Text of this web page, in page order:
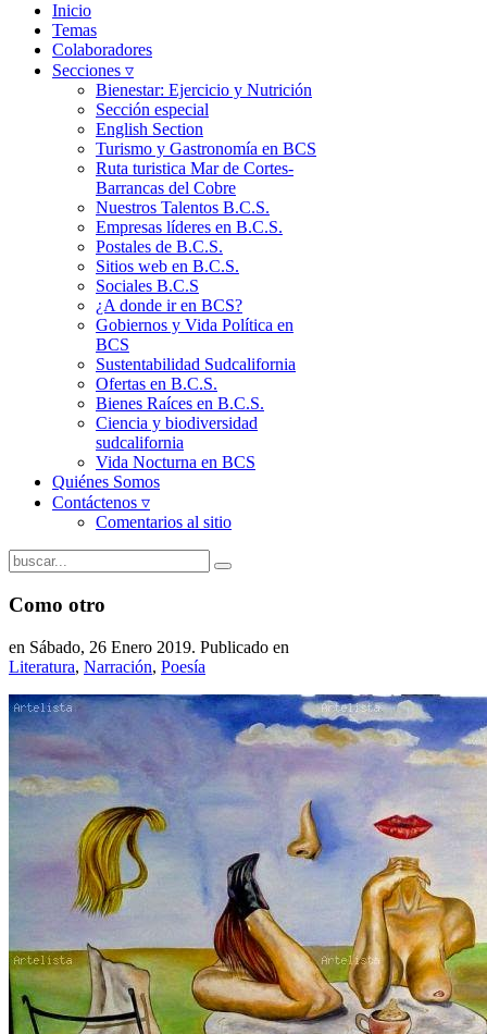
Inicio
Temas
Colaboradores
Secciones ▿
Bienestar: Ejercicio y Nutrición
Sección especial
English Section
Turismo y Gastronomía en BCS
Ruta turistica Mar de Cortes-
Barrancas del Cobre
Nuestros Talentos B.C.S.
Empresas líderes en B.C.S.
Postales de B.C.S.
Sitios web en B.C.S.
Sociales B.C.S
¿A donde ir en BCS?
Gobiernos y Vida Política en
BCS
Sustentabilidad Sudcalifornia
Ofertas en B.C.S.
Bienes Raíces en B.C.S.
Ciencia y biodiversidad
sudcalifornia
Vida Nocturna en BCS
Quiénes Somos
Contáctenos ▿
Comentarios al sitio
Como otro
en Sábado, 26 Enero 2019. Publicado en
Literatura, Narración, Poesía